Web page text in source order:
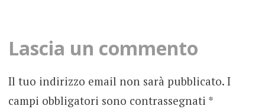
LENNON
Lascia un commento
Il tuo indirizzo email non sarà pubblicato. I
campi obbligatori sono contrassegnati *